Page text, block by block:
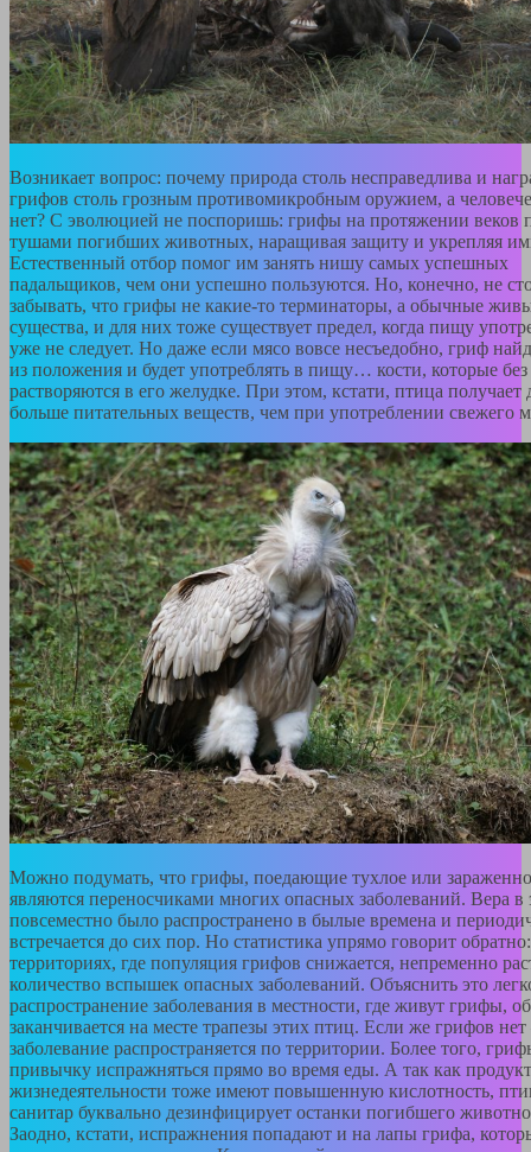
Возникает вопрос: почему природа столь несправедлива и
грифов столь грозным противомикробным оружием, а
нет? С эволюцией не поспоришь: грифы на протяжении веков
тушами погибших животных, наращивая защиту и укрепляя
Естественный отбор помог им занять нишу самых успешных
падальщиков, чем они успешно пользуются. Но, конечно, не
забывать, что грифы не какие-то терминаторы, а обычные
существа, и для них тоже существует предел, когда пищу
уже не следует. Но даже если мясо вовсе несъедобно, гриф
из положения и будет употреблять в пищу… кости, которые
растворяются в его желудке. При этом, кстати, птица получает
больше питательных веществ, чем при употреблении свежего
Можно подумать, что грифы, поедающие тухлое или
являются переносчиками многих опасных заболеваний. Вера в
повсеместно было распространено в былые времена и
встречается до сих пор. Но статистика упрямо говорит
территориях, где популяция грифов снижается, непременно
количество вспышек опасных заболеваний. Объяснить это
распространение заболевания в местности, где живут грифы,
заканчивается на месте трапезы этих птиц. Если же грифов нет
заболевание распространяется по территории. Более того,
привычку испражняться прямо во время еды. А так как
жизнедеятельности тоже имеют повышенную кислотность,
санитар буквально дезинфицирует останки погибшего
Заодно, кстати, испражнения попадают и на лапы грифа,